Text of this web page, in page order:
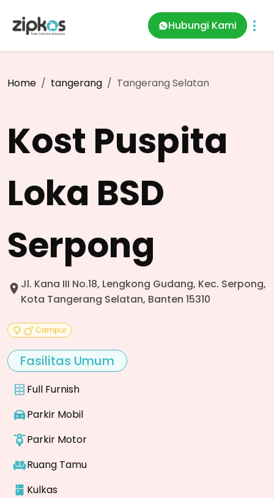
Hubungi Kami
Home tangerang Tangerang Selatan
Kost Puspita
Loka BSD
Serpong
Jl. Kana III No.18, Lengkong Gudang, Kec. Serpong,
Kota Tangerang Selatan, Banten 15310
Campur
Fasilitas Umum
Full Furnish
Parkir Mobil
Parkir Motor
Ruang Tamu
Kulkas